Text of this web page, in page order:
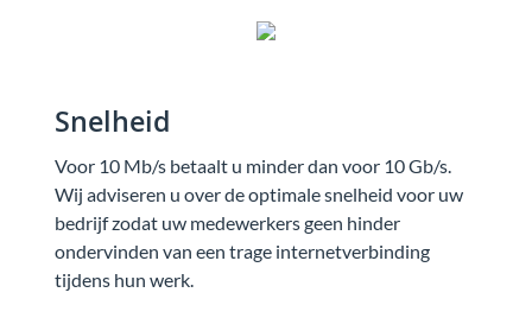
Snelheid
Voor 10 Mb/s betaalt u minder dan voor 10 Gb/s.
Wij adviseren u over de optimale snelheid voor uw
bedrijf zodat uw medewerkers geen hinder
ondervinden van een trage internetverbinding
tijdens hun werk.